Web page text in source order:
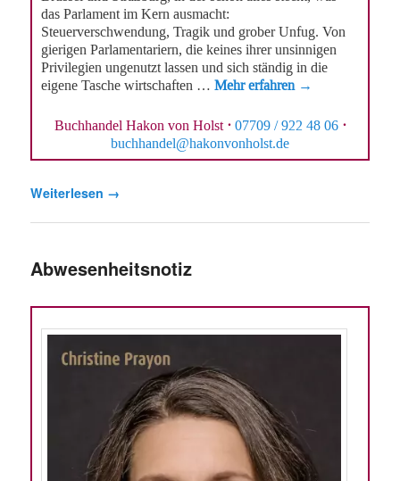
das Parlament im Kern ausmacht:
Steuerverschwendung, Tragik und grober Unfug. Von
gierigen Parlamentariern, die keines ihrer unsinnigen
Privilegien ungenutzt lassen und sich ständig in die
eigene Tasche wirtschaften …Mehr erfahren →
Buchhandel Hakon von Holst · 07709 / 922 48 06 ·
buchhandel@hakonvonholst.de
Weiterlesen →
Abwesenheitsnotiz